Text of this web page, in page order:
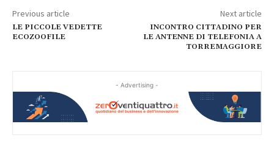
Previous article
LE PICCOLE VEDETTE
ECOZOOFILE
Next article
INCONTRO CITTADINO PER
LE ANTENNE DI TELEFONIA A
TORREMAGGIORE
- Advertising -